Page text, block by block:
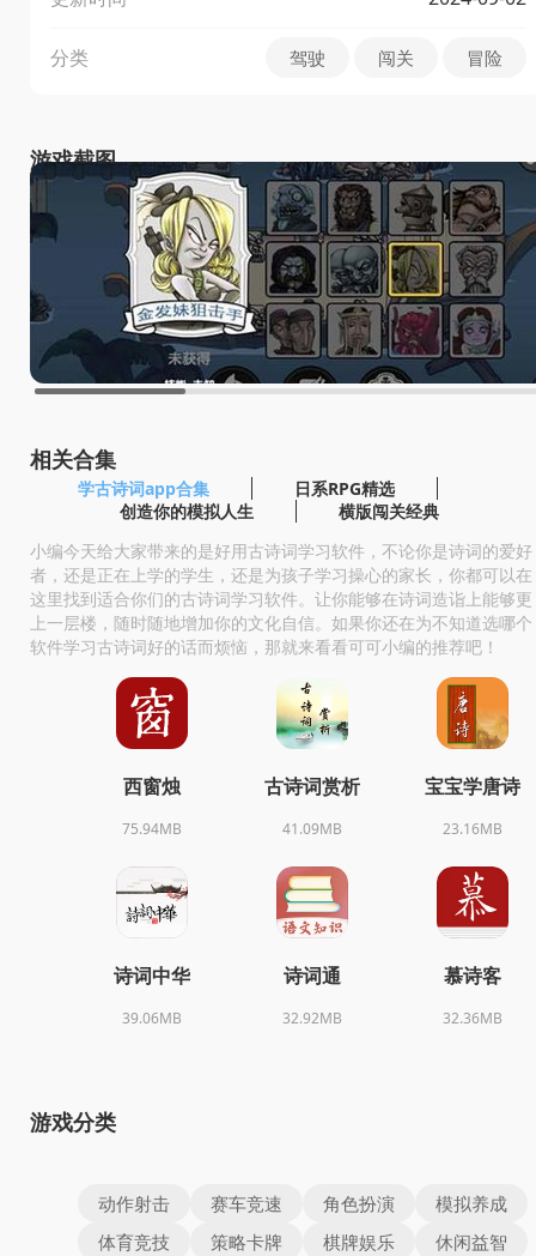
分类 驾驶 闯关 冒险
游戏截图
相关合集
学古诗词app合集
日系RPG精选
创造你的模拟人生
横版闯关经典
小编今天给大家带来的是好用古诗词学习软件，不论你是诗词的爱好
者，还是正在上学的学生，还是为孩子学习操心的家长，你都可以在
这里找到适合你们的古诗词学习软件。让你能够在诗词造诣上能够更
上一层楼，随时随地增加你的文化自信。如果你还在为不知道选哪个
软件学习古诗词好的话而烦恼，那就来看看可可小编的推荐吧！
西窗烛
75.94MB
古诗词赏析
41.09MB
宝宝学唐诗
23.16MB
诗词中华
39.06MB
诗词通
32.92MB
慕诗客
32.36MB
游戏分类
动作射击 赛车竞速 角色扮演
模拟养成
体育竞技
策略卡牌 棋牌娱乐
休闲益智